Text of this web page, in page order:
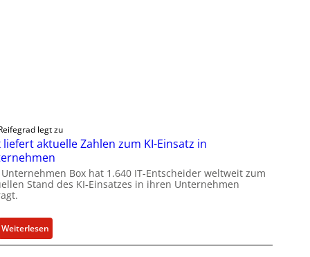
legt zu
liefert aktuelle Zahlen zum KI-Einsatz in
Unternehmen Box hat 1.640 IT-Entscheider weltweit zum
Stand des KI-Einsatzes in ihren Unternehmen
Weiterlesen:
B